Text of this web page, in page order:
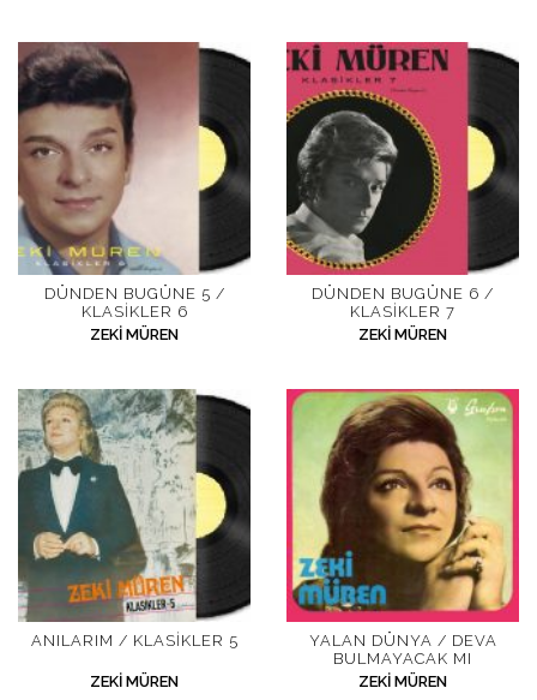
DÜNDEN BUGÜNE 5 /
KLASIKLER 6
ZEKI MÜREN
DÜNDEN BUGÜNE 6 /
KLASIKLER 7
ZEKI MÜREN
ANILARIM / KLASIKLER 5
ZEKI MÜREN
YALAN DÜNYA / DEVA
BULMAYACAK MI
ZEKI MÜREN